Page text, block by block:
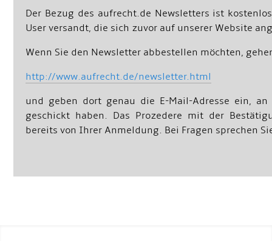
Der Bezug des aufrecht.de Newsletters ist
User versandt, die sich zuvor auf unserer Website
Wenn Sie den Newsletter abbestellen möchten,
http://www.aufrecht.de/newsletter.html
und geben dort genau die E-Mail-Adresse ein,
geschickt haben. Das Prozedere mit der
bereits von Ihrer Anmeldung. Bei Fragen sprechen